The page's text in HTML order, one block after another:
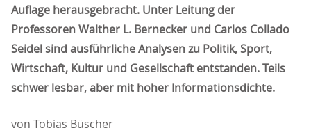
Auflage herausgebracht. Unter Leitung der
Professoren Walther L. Bernecker und Carlos Collado
Seidel sind ausführliche Analysen zu Politik, Sport,
Wirtschaft, Kultur und Gesellschaft entstanden. Teils
schwer lesbar, aber mit hoher Informationsdichte.
von Tobias Büscher